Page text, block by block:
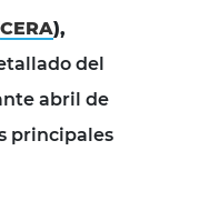
CERA),
del
abril de
principales